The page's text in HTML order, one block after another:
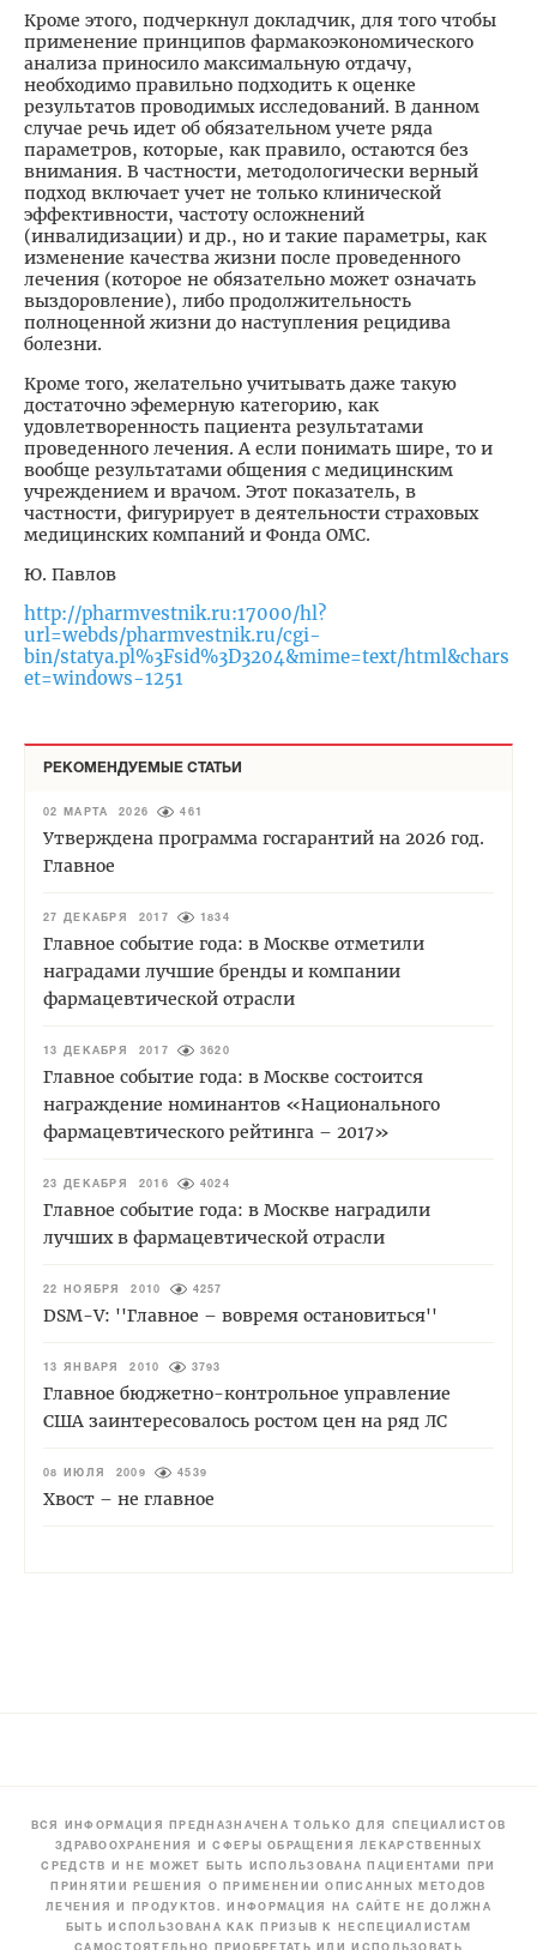
Кроме этого, подчеркнул докладчик, для того чтобы
применение принципов фармакоэкономического
анализа приносило максимальную отдачу,
необходимо правильно подходить к оценке
результатов проводимых исследований. В данном
случае речь идет об обязательном учете ряда
параметров, которые, как правило, остаются без
внимания. В частности, методологически верный
подход включает учет не только клинической
эффективности, частоту осложнений
(инвалидизации) и др., но и такие параметры, как
изменение качества жизни после проведенного
лечения (которое не обязательно может означать
выздоровление), либо продолжительность
полноценной жизни до наступления рецидива
болезни.
Кроме того, желательно учитывать даже такую
достаточно эфемерную категорию, как
удовлетворенность пациента результатами
проведенного лечения. А если понимать шире, то и
вообще результатами общения с медицинским
учреждением и врачом. Этот показатель, в
частности, фигурирует в деятельности страховых
медицинских компаний и Фонда ОМС.
Ю. Павлов
http://pharmvestnik.ru:17000/hl?
url=webds/pharmvestnik.ru/cgi-
bin/statya.pl%3Fsid%3D3204&mime=text/html&chars
et=windows-1251
РЕКОМЕНДУЕМЫЕ СТАТЬИ
02 МАРТА 2026 461
Утверждена программа госгарантий на 2026 год.
Главное
27 ДЕКАБРЯ 2017 1834
Главное событие года: в Москве отметили
наградами лучшие бренды и компании
фармацевтической отрасли
13 ДЕКАБРЯ 2017 3620
Главное событие года: в Москве состоится
награждение номинантов «Национального
фармацевтического рейтинга – 2017»
23 ДЕКАБРЯ 2016 4024
Главное событие года: в Москве наградили
лучших в фармацевтической отрасли
22 НОЯБРЯ 2010 4257
DSM-V: ''Главное – вовремя остановиться''
13 ЯНВАРЯ 2010 3793
Главное бюджетно-контрольное управление
США заинтересовалось ростом цен на ряд ЛС
08 ИЮЛЯ 2009 4539
Хвост – не главное
ВСЯ ИНФОРМАЦИЯ ПРЕДНАЗНАЧЕНА ТОЛЬКО ДЛЯ СПЕЦИАЛИСТОВ
ЗДРАВООХРАНЕНИЯ И СФЕРЫ ОБРАЩЕНИЯ ЛЕКАРСТВЕННЫХ
СРЕДСТВ И НЕ МОЖЕТ БЫТЬ ИСПОЛЬЗОВАНА ПАЦИЕНТАМИ ПРИ
ПРИНЯТИИ РЕШЕНИЯ О ПРИМЕНЕНИИ ОПИСАННЫХ МЕТОДОВ
ЛЕЧЕНИЯ И ПРОДУКТОВ. ИНФОРМАЦИЯ НА САЙТЕ НЕ ДОЛЖНА
БЫТЬ ИСПОЛЬЗОВАНА КАК ПРИЗЫВ К НЕСПЕЦИАЛИСТАМ